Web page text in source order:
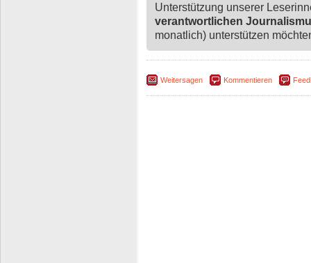
Unterstützung unserer
verantwortlichen
monatlich) unterstützen
Weitersagen Kommentieren